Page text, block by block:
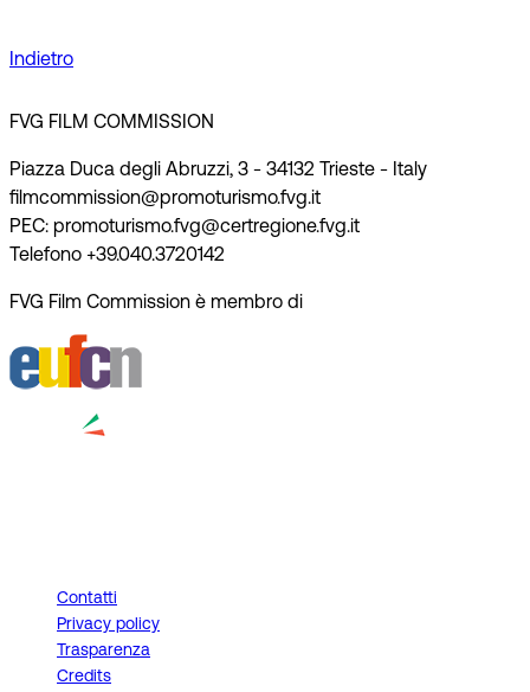
Indietro
FVG FILM COMMISSION
Piazza Duca degli Abruzzi, 3 - 34132 Trieste - Italy
filmcommission@promoturismo.fvg.it
PEC: promoturismo.fvg@certregione.fvg.it
Telefono +39.040.3720142
FVG Film Commission è membro di
Contatti
Privacy policy
Trasparenza
Credits